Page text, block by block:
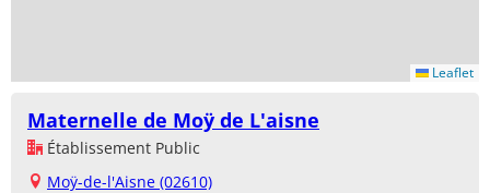
Leaflet
Maternelle de Moÿ de L'aisne
Établissement Public
Moÿ-de-l'Aisne (02610)